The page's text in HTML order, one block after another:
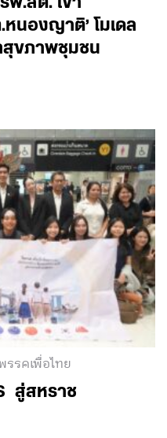
นองญาติ’ โมเดล
สุขภาพชุมชน
รรคเพื่อไทย
สู่สหราช